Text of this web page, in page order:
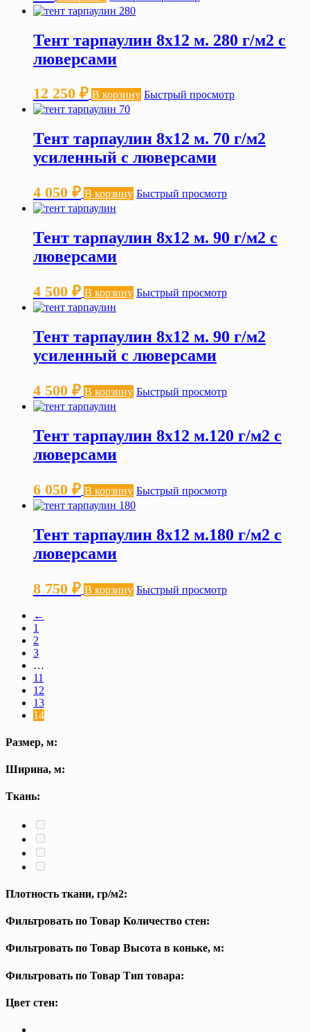
Тент тарпаулин 8х12 м. 280 г/м2 с
люверсами
12 250 ₽ В корзину Быстрый просмотр
Тент тарпаулин 8х12 м. 70 г/м2
усиленный с люверсами
4 050 ₽ В корзину Быстрый просмотр
Тент тарпаулин 8х12 м. 90 г/м2 с
люверсами
4 500 ₽ В корзину Быстрый просмотр
Тент тарпаулин 8х12 м. 90 г/м2
усиленный с люверсами
4 500 ₽ В корзину Быстрый просмотр
Тент тарпаулин 8х12 м.120 г/м2 с
люверсами
6 050 ₽ В корзину Быстрый просмотр
Тент тарпаулин 8х12 м.180 г/м2 с
люверсами
8 750 ₽ В корзину Быстрый просмотр
←
1
2
3
…
11
12
13
14
Размер, м:
Ширина, м:
Ткань:
Плотность ткани, гр/м2:
Фильтровать по Товар Количество стен:
Фильтровать по Товар Высота в коньке, м:
Фильтровать по Товар Тип товара:
Цвет стен: